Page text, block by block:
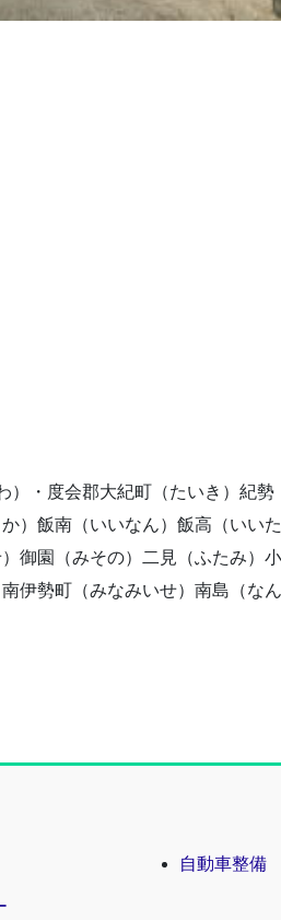
・度会郡大紀町（たいき）紀
）飯南（いいなん）飯高（いい
御園（みその）二見（ふたみ）
伊勢町（みなみいせ）南島（な
自動車整備